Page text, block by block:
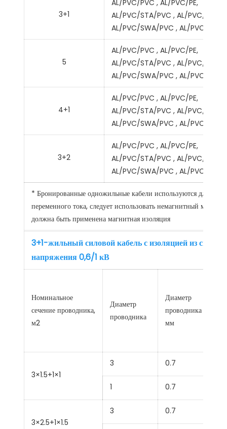
3+1
AL/PVC/PVC , AL/PVC/PE,
AL/PVC/STA/PVC , AL/PVC/STA/
AL/PVC/SWA/PVC , AL/PVC/
5
AL/PVC/PVC , AL/PVC/PE,
AL/PVC/STA/PVC , AL/PVC/STA/
AL/PVC/SWA/PVC , AL/PVC/
4+1
AL/PVC/PVC , AL/PVC/PE,
AL/PVC/STA/PVC , AL/PVC/STA/
AL/PVC/SWA/PVC , AL/PVC/
3+2
AL/PVC/PVC , AL/PVC/PE,
AL/PVC/STA/PVC , AL/PVC/STA/
AL/PVC/SWA/PVC , AL/PVC/
* Бронированные одножильные кабели используются для
переменного тока, следует использовать немагнитный
должна быть применена магнитная изоляция
3+1-жильный силовой кабель с изоляцией из
напряжения 0,6/1 кВ
Номинальное
сечение проводника,
м2
Диаметр
проводника
Диаметр
проводника
мм
3×1.5+1×1
3 0.7
1 0.7
3×2.5+1×1.5
3
0.7